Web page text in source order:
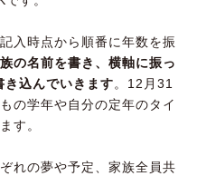
入時点から順番に年数を振
の名前を書き、横軸に振っ
込んでいきます。12月31
の学年や自分の定年のタイ
す。
れの夢や予定、家族全員共